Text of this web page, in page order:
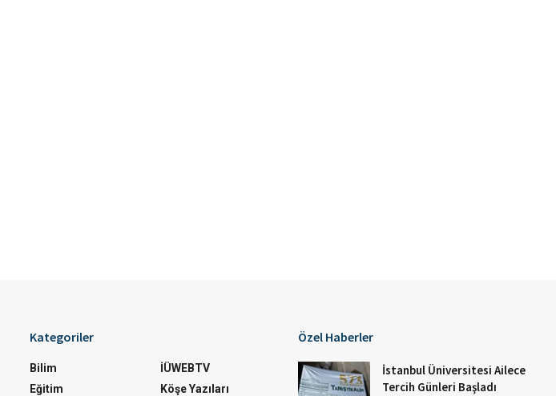
Kategoriler
Bilim
Eğitim
İÜWEBTV
Köşe Yazıları
Özel Haberler
İstanbul Üniversitesi Ailece
Tercih Günleri Başladı